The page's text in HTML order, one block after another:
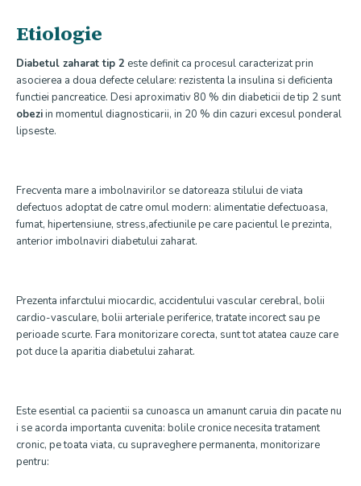
Etiologie
Diabetul zaharat tip 2 este definit ca procesul caracterizat prin
asocierea a doua defecte celulare: rezistenta la insulina si deficienta
functiei pancreatice. Desi aproximativ 80 % din diabeticii de tip 2 sunt
obeziin momentul diagnosticarii, in 20 % din cazuri excesul ponderal
lipseste.
Frecventa mare a imbolnavirilor se datoreaza stilului de viata
defectuos adoptat de catre omul modern: alimentatie defectuoasa,
fumat, hipertensiune, stress,afectiunile pe care pacientul le prezinta,
anterior imbolnaviri diabetului zaharat.
Prezenta infarctului miocardic, accidentului vascular cerebral, bolii
cardio-vasculare, bolii arteriale periferice, tratate incorect sau pe
perioade scurte. Fara monitorizare corecta, sunt tot atatea cauze care
pot duce la aparitia diabetului zaharat.
Este esential ca pacientii sa cunoasca un amanunt caruia din pacate nu
i se acorda importanta cuvenita: bolile cronice necesita tratament
cronic, pe toata viata, cu supraveghere permanenta, monitorizare
pentru: